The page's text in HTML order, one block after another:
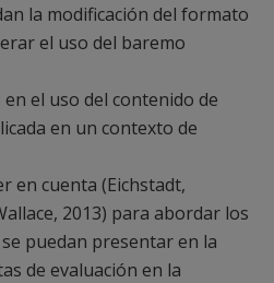
la modificación del formato
el uso del baremo
el uso del contenido de
en un contexto de
en cuenta (Eichstadt,
2013) para abordar los
puedan presentar en la
de evaluación en la